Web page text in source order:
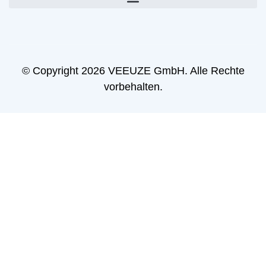
© Copyright 2026 VEEUZE GmbH. Alle Rechte
vorbehalten.